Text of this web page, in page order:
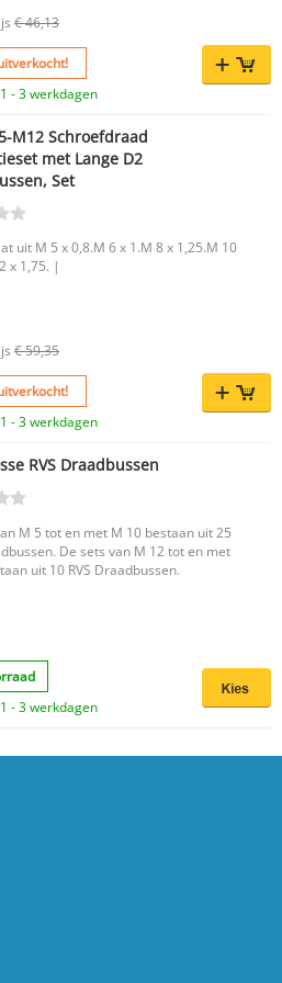
€ 46,13
- 3 werkdagen
M12 Schroefdraad
met Lange D2
Set
uit M 5 x 0,8.M 6 x 1.M 8 x 1,25.M 10
x 1,75. |
€ 59,35
- 3 werkdagen
RVS Draadbussen
M 5 tot en met M 10 bestaan uit 25
van M 12 tot en met
uit 10 RVS Draadbussen.
- 3 werkdagen